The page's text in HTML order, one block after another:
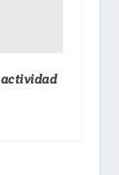
actividad